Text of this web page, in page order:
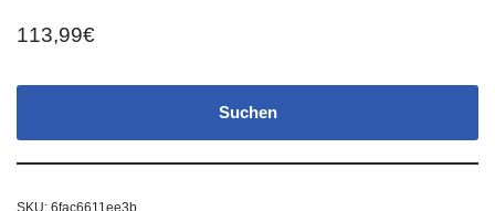
113,99€
Suchen
SKU: 6fac6611ee3b